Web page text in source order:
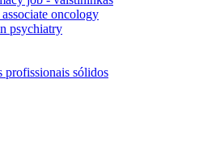
oncology
psychiatry
profissionais sólidos